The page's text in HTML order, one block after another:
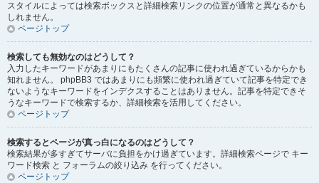
スタイルによっては検索ボックスと詳細検索リンクの位置が通常と異なるかも
しれません。
ページトップ
検索しても無効なのはどうして？
入力したキーワードがあまりにもたくさんの記事に使われ過ぎているからかも
知れません。 phpBB3 ではあまりにも頻繁に使われ過ぎていて記事を特定でき
ないようなキーワードをインデクスすることはありません。記事を特定できそ
うなキーワードで検索するか、詳細検索を活用してください。
ページトップ
検索するとページが真っ白になるのはどうして？
検索結果が多すぎてサーバに負担をかけ過ぎています。詳細検索ページで キー
ワード検索 と フォーラムの絞り込み を行ってください。
ページトップ